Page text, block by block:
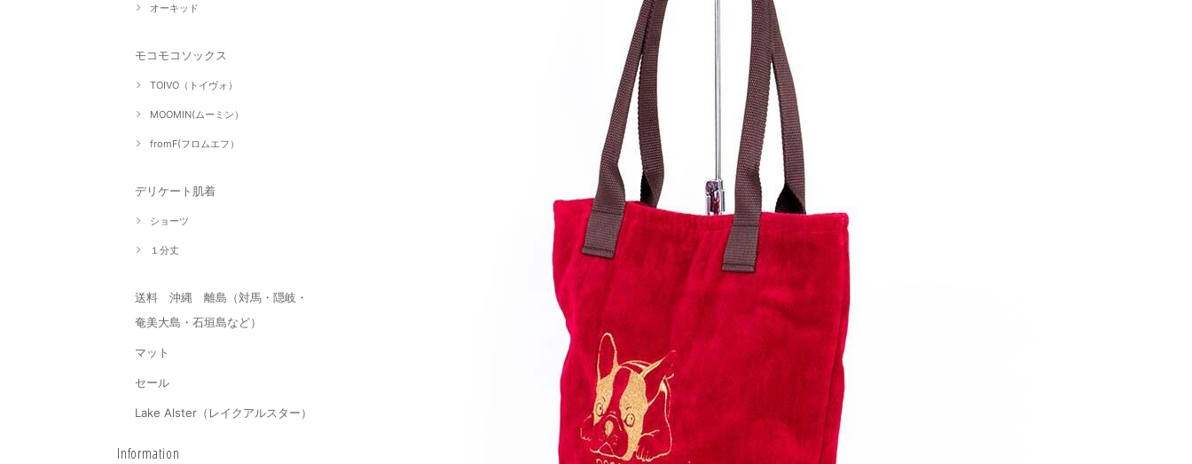
オーキッド
モコモコソックス
TOIVO（トイヴォ）
MOOMIN(ムーミン）
fromF(フロムエフ）
デリケート肌着
ショーツ
１分丈
送料 沖縄 離島（対馬・隠岐・
奄美大島・石垣島など）
マット
セール
Lake Alster（レイクアルスター）
Information